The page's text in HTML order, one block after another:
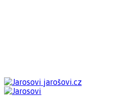
jarošovi.cz